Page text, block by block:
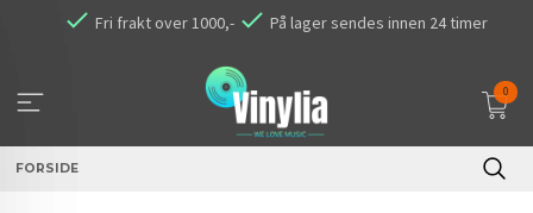
Fri frakt over 1000,- På lager sendes innen 24 timer
0
FORSIDE